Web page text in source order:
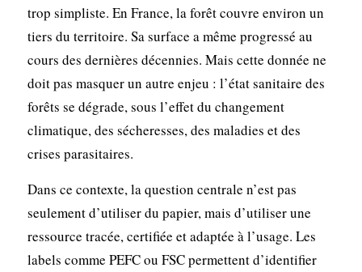
trop simpliste. En France, la forêt couvre environ un
tiers du territoire. Sa surface a même progressé au
cours des dernières décennies. Mais cette donnée ne
doit pas masquer un autre enjeu : l’état sanitaire des
forêts se dégrade, sous l’effet du changement
climatique, des sécheresses, des maladies et des
crises parasitaires.
Dans ce contexte, la question centrale n’est pas
seulement d’utiliser du papier, mais d’utiliser une
ressource tracée, certifiée et adaptée à l’usage. Les
labels comme PEFC ou FSC permettent d’identifier